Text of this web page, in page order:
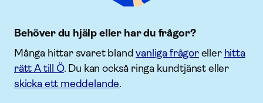
Behöver du hjälp eller har du frågor?
Många hittar svaret blandvanliga frågoreller hitta
rätt A till Ö. Du kan också ringa kundtjänst eller
skicka ett meddelande.